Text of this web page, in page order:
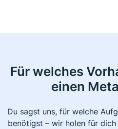
Für welches
einen
Du sagst uns, für welche
benötigst – wir holen für